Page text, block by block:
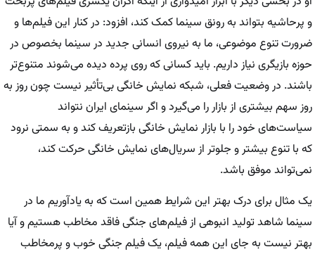
و پرحاشیه بتواند به رونق سینما کمک کند، افزود: در کنار این فیلم‌ها و
ضرورت تنوع موضوعی، ما به نیروی انسانی جدید در سینما بخصوص در
حوزه بازیگری نیاز داریم. باید کسانی که روی پرده دیده می‌شوند متنوع‌تر
باشند. در وضعیت فعلی، شبکه نمایش خانگی بی‌تأثیر نیست چون روز به
روز سهم بیشتری از بازار را می‌گیرد و اگر سینمای ایران نتواند
سیاست‌های خود را با بازار نمایش خانگی بازتعریف کند و به سمتی نرود
که با تنوع بیشتر و جلوتر از سریال‌های نمایش خانگی حرکت کند،
نمی‌تواند موفق باشد.
یک مثال برای درک بهتر این شرایط همین است که به یادآوریم ما در
سینما شاهد تولید انبوهی از فیلم‌های جنگی فاقد مخاطب هستیم و آیا
بهتر نیست به جای این همه فیلم، یک فیلم جنگی خوب و پرمخاطب